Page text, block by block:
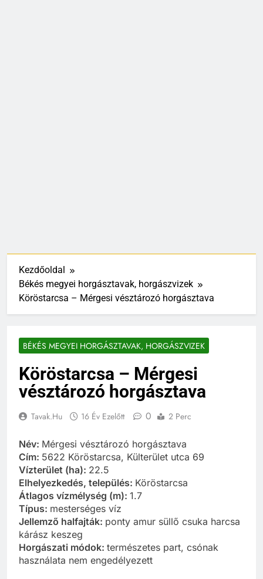
Kezdőoldal
Békés megyei horgásztavak, horgászvizek
Köröstarcsa – Mérgesi vésztározó horgásztava
BÉKÉS MEGYEI HORGÁSZTAVAK, HORGÁSZVIZEK
Köröstarcsa – Mérgesi
vésztározó horgásztava
Tavak.hu 16 Év Ezelőtt 0 2 Perc
Név: Mérgesi vésztározó horgásztava
Cím: 5622 Köröstarcsa, Külterület utca 69
Vízterület (ha): 22.5
Elhelyezkedés, település: Köröstarcsa
Átlagos vízmélység (m): 1.7
Típus: mesterséges víz
Jellemző halfajták: ponty amur süllő csuka harcsa
kárász keszeg
Horgászati módok: természetes part, csónak
használata nem engedélyezett